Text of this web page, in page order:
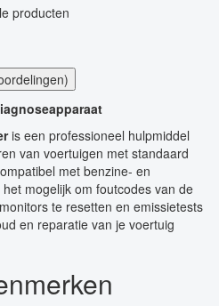
producten
is een professioneel hulpmiddel
van voertuigen met standaard
met benzine- en
mogelijk om foutcodes van de
te resetten en emissietests
en reparatie van je voertuig